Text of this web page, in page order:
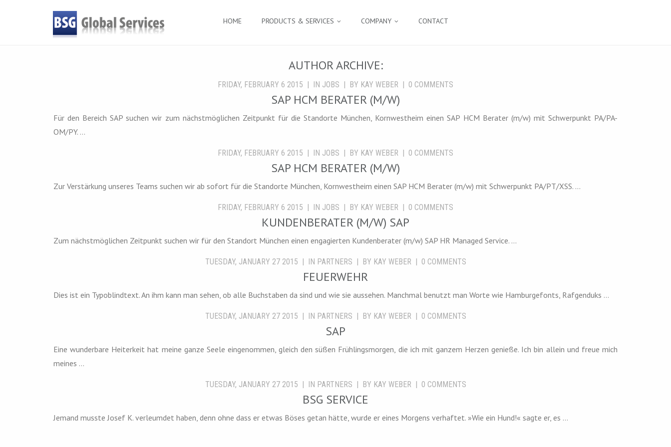
HOME PRODUCTS & SERVICES COMPANY CONTACT
AUTHOR ARCHIVE:
FRIDAY, FEBRUARY 6 2015 IN JOBS BY KAY WEBER 0 COMMENTS
SAP HCM BERATER (M/W)
Für den Bereich SAP suchen wir zum nächstmöglichen Zeitpunkt für die Standorte München, Kornwestheim einen SAP HCM Berater (m/w) mit Schwerpunkt PA/PA-
OM/PY. ...
FRIDAY, FEBRUARY 6 2015 IN JOBS BY KAY WEBER 0 COMMENTS
SAP HCM BERATER (M/W)
Zur Verstärkung unseres Teams suchen wir ab sofort für die Standorte München, Kornwestheim einen SAP HCM Berater (m/w) mit Schwerpunkt PA/PT/XSS. ...
FRIDAY, FEBRUARY 6 2015 IN JOBS BY KAY WEBER 0 COMMENTS
KUNDENBERATER (M/W) SAP
Zum nächstmöglichen Zeitpunkt suchen wir für den Standort München einen engagierten Kundenberater (m/w) SAP HR Managed Service. ...
TUESDAY, JANUARY 27 2015 IN PARTNERS BY KAY WEBER 0 COMMENTS
FEUERWEHR
Dies ist ein Typoblindtext. An ihm kann man sehen, ob alle Buchstaben da sind und wie sie aussehen. Manchmal benutzt man Worte wie Hamburgefonts, Rafgenduks ...
TUESDAY, JANUARY 27 2015 IN PARTNERS BY KAY WEBER 0 COMMENTS
SAP
Eine wunderbare Heiterkeit hat meine ganze Seele eingenommen, gleich den süßen Frühlingsmorgen, die ich mit ganzem Herzen genieße. Ich bin allein und freue mich
meines ...
TUESDAY, JANUARY 27 2015 IN PARTNERS BY KAY WEBER 0 COMMENTS
BSG SERVICE
Jemand musste Josef K. verleumdet haben, denn ohne dass er etwas Böses getan hätte, wurde er eines Morgens verhaftet. »Wie ein Hund!« sagte er, es ...